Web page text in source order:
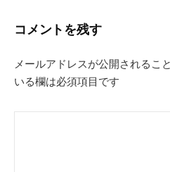
ョ
コメントを残す
メールアドレスが公開されるこ
いる欄は必須項目です